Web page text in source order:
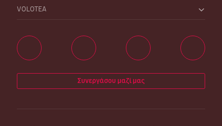
VOLOTEA
Συνεργάσου μαζί μας